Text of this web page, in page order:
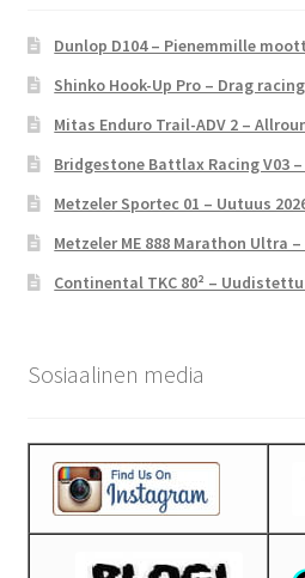
Dunlop D104 – Pienemmille
Shinko Hook-Up Pro – Drag racing
Mitas Enduro Trail-ADV 2 –
Bridgestone Battlax Racing V03
Metzeler Sportec 01 – Uutuus
Metzeler ME 888 Marathon Ultra
Continental TKC 80² –
Sosiaalinen media